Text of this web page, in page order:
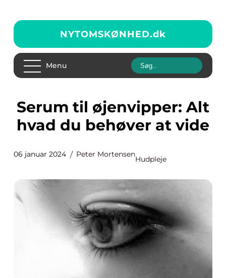
NYTOMSKØNHED.dk
Menu
Serum til øjenvipper: Alt
hvad du behøver at vide
06 januar 2024 Peter Mortensen
Hudpleje